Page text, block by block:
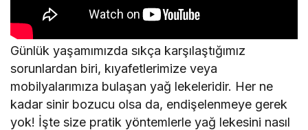
Günlük yaşamımızda sıkça karşılaştığımız
sorunlardan biri, kıyafetlerimize veya
mobilyalarımıza bulaşan yağ lekeleridir. Her ne
kadar sinir bozucu olsa da, endişelenmeye gerek
yok! İşte size pratik yöntemlerle yağ lekesini nasıl